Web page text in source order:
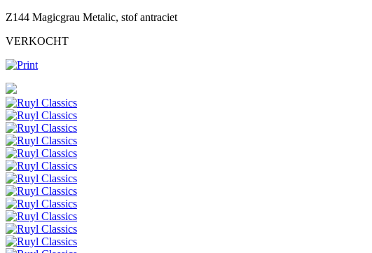
Z144 Magicgrau Metalic, stof antraciet
VERKOCHT